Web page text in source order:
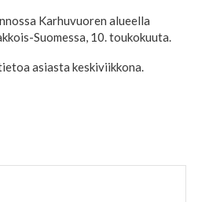
Karhuvuoren alueella
Suomessa, 10. toukokuuta.
asiasta keskiviikkona.